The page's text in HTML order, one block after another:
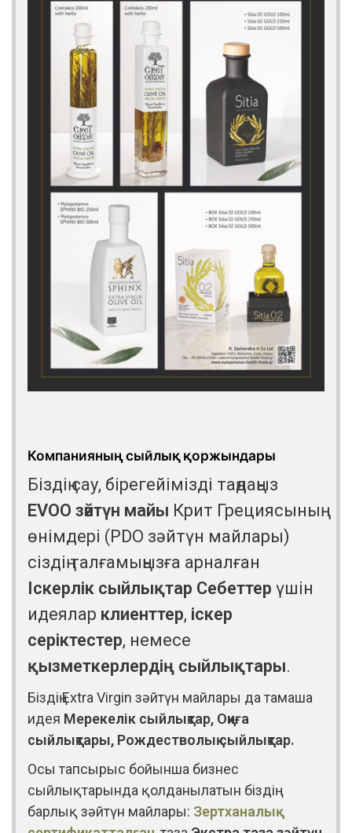
Компанияның сыйлық қоржындары
Біздің сау, бірегейімізді таңдаңыз
EVOO зәйтүн майы Крит Грециясының
өнімдері (PDO зәйтүн майлары)
сіздің талғамыңызға арналған
Іскерлік сыйлықтар Себеттер үшін
идеялар клиенттер, іскер
серіктестер, немесе
қызметкерлердің сыйлықтары.
Біздің Extra Virgin зәйтүн майлары да тамаша
идея Мерекелік сыйлықтар, Оқиға
сыйлықтары, Рождестволық сыйлықтар.
Осы тапсырыс бойынша бизнес
сыйлықтарында қолданылатын біздің
барлық зәйтүн майлары: Зертханалық